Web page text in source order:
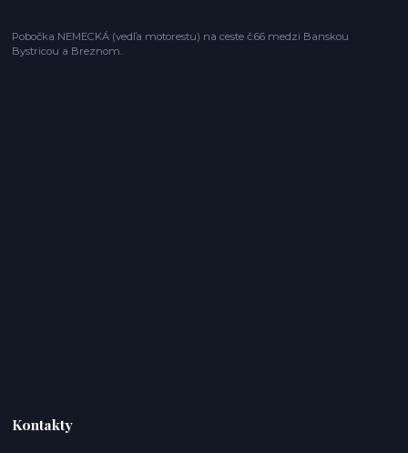
Pobočka NEMECKÁ (vedľa motorestu) na ceste č.66 medzi Banskou
Bystricou a Breznom.
Kontakty